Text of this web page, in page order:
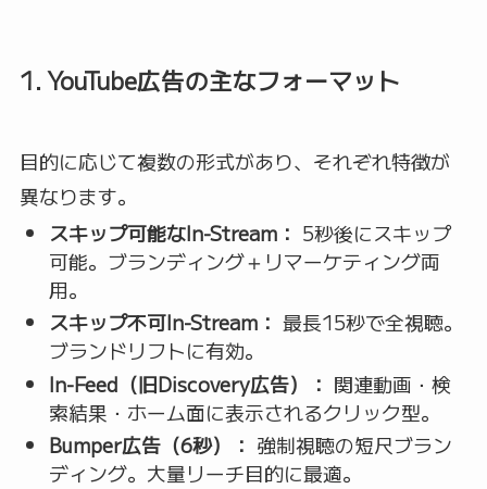
1. YouTube広告の主なフォーマット
目的に応じて複数の形式があり、それぞれ特徴が
異なります。
スキップ可能なIn-Stream： 5秒後にスキップ
可能。ブランディング＋リマーケティング両
用。
スキップ不可In-Stream： 最長15秒で全視聴。
ブランドリフトに有効。
In-Feed（旧Discovery広告）： 関連動画・検
索結果・ホーム面に表示されるクリック型。
Bumper広告（6秒）： 強制視聴の短尺ブラン
ディング。大量リーチ目的に最適。